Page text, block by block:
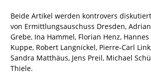
Beide Artikel werden kontrovers
von Ermittlungsauschuss Dresden,
Grebe, Ina Hammel, Florian Henz, Hannes
Kuppe, Robert Langnickel, Pierre-Carl
Sandra Matthäus, Jens Preil, Michael
Thiele.